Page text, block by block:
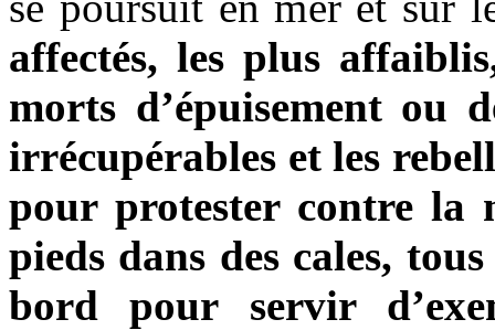
affectés, les plus
morts d’épuisement ou
irrécupérables et les
pour protester contre la
pieds dans des cales,
bord pour servir